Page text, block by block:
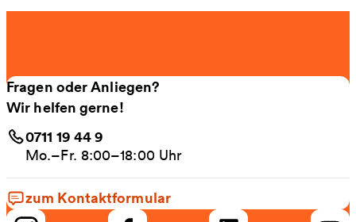
Fragen oder Anliegen?
Wir helfen gerne!
0711 19 44 9
Mo.–Fr. 8:00–18:00 Uhr
zum Kontaktformular